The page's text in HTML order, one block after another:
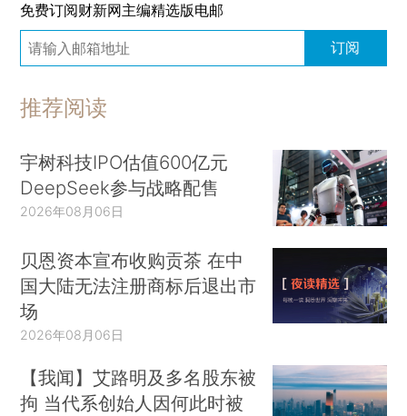
免费订阅财新网主编精选版电邮
订阅
推荐阅读
宇树科技IPO估值600亿元
DeepSeek参与战略配售
2026年08月06日
贝恩资本宣布收购贡茶 在中
国大陆无法注册商标后退出市
场
2026年08月06日
【我闻】艾路明及多名股东被
拘 当代系创始人因何此时被